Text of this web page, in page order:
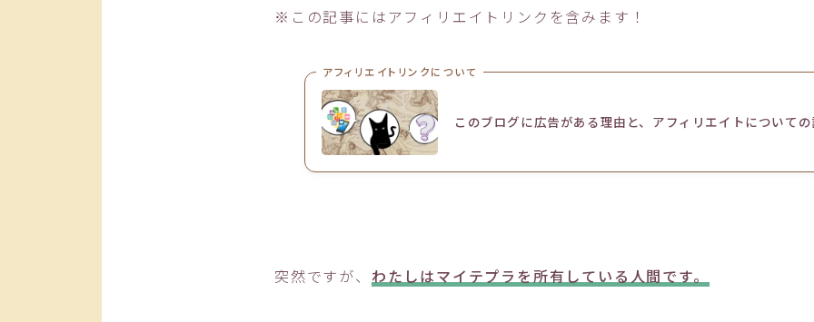
※この記事にはアフィリエイトリンクを含みます！
アフィリエイトリンクについて
このブログに広告がある理由と、アフィリエイトについて
突然ですが、 わたしはマイテプラを所有している人間です。